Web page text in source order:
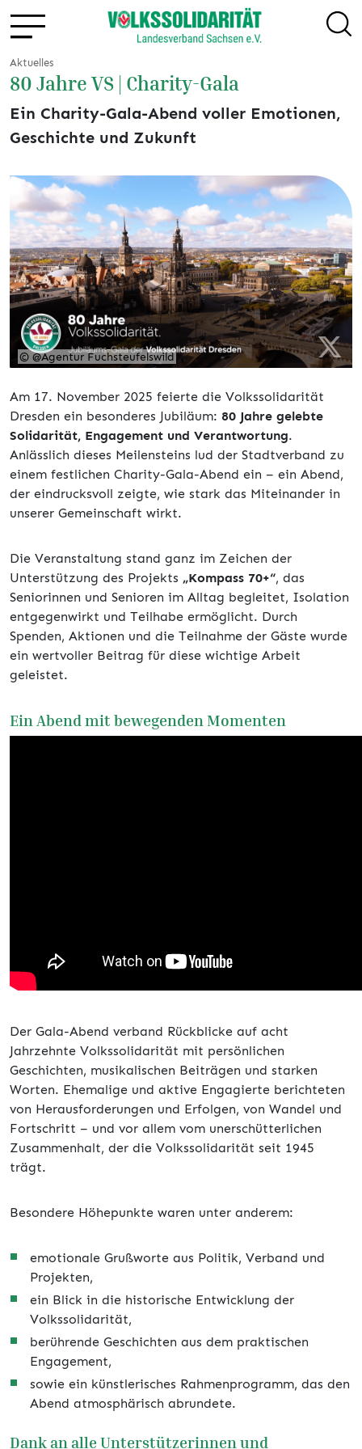
Aktuelles
80 Jahre VS | Charity-Gala
Ein Charity-Gala-Abend voller Emotionen,
Geschichte und Zukunft
© @Agentur Fuchsteufelswild
Am 17. November 2025 feierte die Volkssolidarität
Dresden ein besonderes Jubiläum: 80 Jahre gelebte
Solidarität, Engagement und Verantwortung.
Anlässlich dieses Meilensteins lud der Stadtverband zu
einem festlichen Charity-Gala-Abend ein – ein Abend,
der eindrucksvoll zeigte, wie stark das Miteinander in
unserer Gemeinschaft wirkt.
Die Veranstaltung stand ganz im Zeichen der
Unterstützung des Projekts „Kompass 70+“, das
Seniorinnen und Senioren im Alltag begleitet, Isolation
entgegenwirkt und Teilhabe ermöglicht. Durch
Spenden, Aktionen und die Teilnahme der Gäste wurde
ein wertvoller Beitrag für diese wichtige Arbeit
geleistet.
Ein Abend mit bewegenden Momenten
Der Gala-Abend verband Rückblicke auf acht
Jahrzehnte Volkssolidarität mit persönlichen
Geschichten, musikalischen Beiträgen und starken
Worten. Ehemalige und aktive Engagierte berichteten
von Herausforderungen und Erfolgen, von Wandel und
Fortschritt – und vor allem vom unerschütterlichen
Zusammenhalt, der die Volkssolidarität seit 1945
trägt.
Besondere Höhepunkte waren unter anderem:
emotionale Grußworte aus Politik, Verband und
Projekten,
ein Blick in die historische Entwicklung der
Volkssolidarität,
berührende Geschichten aus dem praktischen
Engagement,
sowie ein künstlerisches Rahmenprogramm, das den
Abend atmosphärisch abrundete.
Dank an alle Unterstützerinnen und